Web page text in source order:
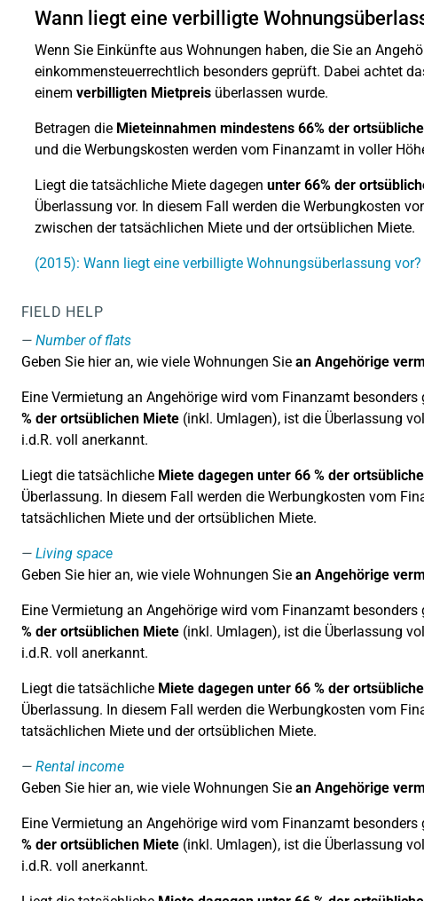
Wann liegt eine verbilligte
Wenn Sie Einkünfte aus Wohnungen haben, die Sie an
einkommensteuerrechtlich besonders geprüft. Dabei achtet
einem verbilligten Mietpreisüberlassen wurde.
Betragen die Mieteinnahmen mindestens 66% der
und die Werbungskosten werden vom Finanzamt in voller
Liegt die tatsächliche Miete dagegen unter 66% der
Überlassung vor. In diesem Fall werden die Werbungkosten
zwischen der tatsächlichen Miete und der ortsüblichen Miete.
(2015): Wann liegt eine verbilligte Wohnungsüberlassung vor?
FIELD HELP
Number of flats
Geben Sie hier an, wie viele Wohnungen Sie an Angehörige
Eine Vermietung an Angehörige wird vom Finanzamt
% der ortsüblichen Miete(inkl. Umlagen), ist die Überlassung
i.d.R. voll anerkannt.
Liegt die tatsächliche Miete dagegen unter 66 % der
Überlassung. In diesem Fall werden die Werbungkosten vom
tatsächlichen Miete und der ortsüblichen Miete.
Living space
Geben Sie hier an, wie viele Wohnungen Sie an Angehörige
Eine Vermietung an Angehörige wird vom Finanzamt
% der ortsüblichen Miete(inkl. Umlagen), ist die Überlassung
i.d.R. voll anerkannt.
Liegt die tatsächliche Miete dagegen unter 66 % der
Überlassung. In diesem Fall werden die Werbungkosten vom
tatsächlichen Miete und der ortsüblichen Miete.
Rental income
Geben Sie hier an, wie viele Wohnungen Sie an Angehörige
Eine Vermietung an Angehörige wird vom Finanzamt
% der ortsüblichen Miete(inkl. Umlagen), ist die Überlassung
i.d.R. voll anerkannt.